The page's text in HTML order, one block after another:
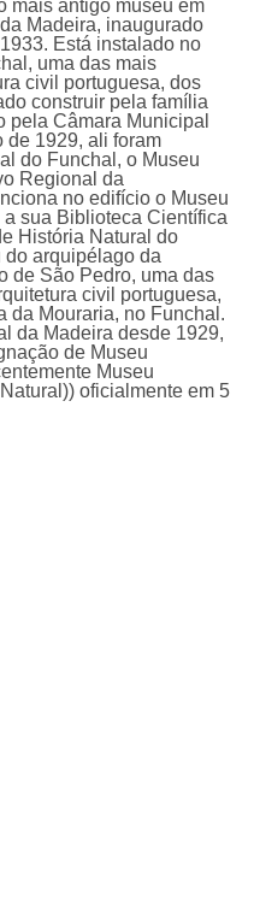
mais antigo museu em
Madeira, inaugurado
Está instalado no
uma das mais
civil portuguesa, dos
construir pela família
Câmara Municipal
de 1929, ali foram
do Funchal, o Museu
Regional da
no edifício o Museu
sua Biblioteca Científica
História Natural do
do arquipélago da
de São Pedro, uma das
civil portuguesa,
da Mouraria, no Funchal.
da Madeira desde 1929,
de Museu
Museu
oficialmente em 5